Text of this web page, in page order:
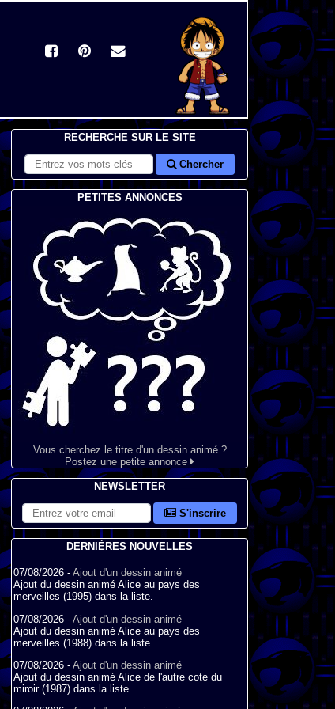
RECHERCHE SUR LE SITE
Chercher
PETITES ANNONCES
Vous cherchez le titre d'un dessin animé ?
Postez une petite annonce
NEWSLETTER
S'inscrire
DERNIÈRES NOUVELLES
07/08/2026 - Ajout d'un dessin animé
Ajout du dessin animé Alice au pays des
merveilles (1995) dans la liste.
07/08/2026 - Ajout d'un dessin animé
Ajout du dessin animé Alice au pays des
merveilles (1988) dans la liste.
07/08/2026 - Ajout d'un dessin animé
Ajout du dessin animé Alice de l'autre cote du
miroir (1987) dans la liste.